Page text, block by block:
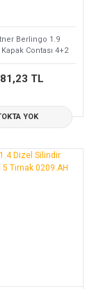
Berlingo 1.9
Contası 4+2
TL
YOK